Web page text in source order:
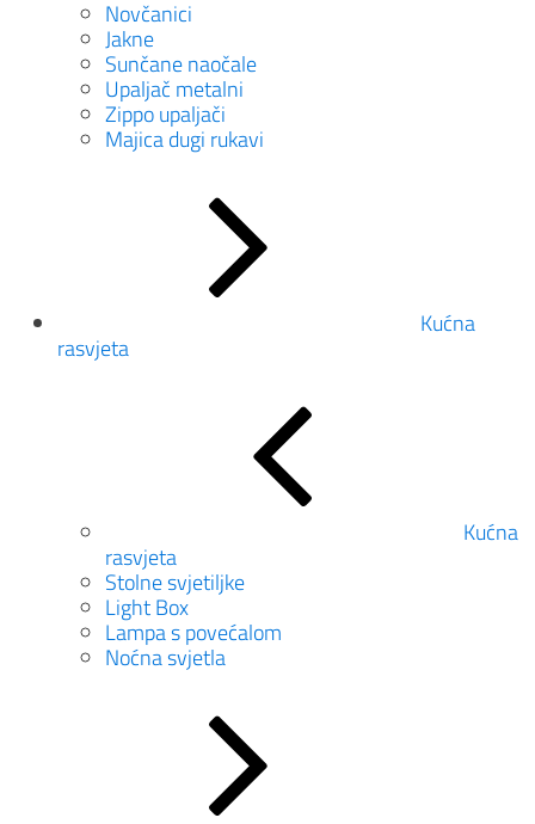
Novčanici
Jakne
Sunčane naočale
Upaljač metalni
Zippo upaljači
Majica dugi rukavi
Kućna
rasvjeta
Kućna
rasvjeta
Stolne svjetiljke
Light Box
Lampa s povećalom
Noćna svjetla